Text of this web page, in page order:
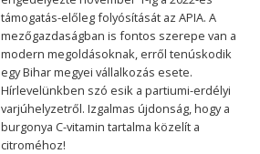
támogatás-előleg folyósítását az APIA. A
mezőgazdaságban is fontos szerepe van a
modern megoldásoknak, erről tenúskodik
egy Bihar megyei vállalkozás esete.
Hírlevelünkben szó esik a partiumi-erdélyi
varjúhelyzetről. Izgalmas újdonság, hogy a
burgonya C-vitamin tartalma közelít a
citroméhoz!